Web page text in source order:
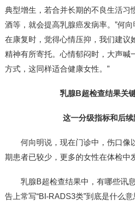
典型增生，若合并长期的不良生活习
酒等，就会提高乳腺癌发病率。”何
在康复时，觉得心情压抑，我们建议
精神有所寄托。心情郁闷时，大声喊
方式，这同样适合健康女性。”
乳腺B超检查结果关
这一分级指标和后
何向明说，现在门诊中，伤口像
期患者已较少，更多的女性在体检中
乳腺B超检查结果中，有哪些讯
告上常写“BI-RADS3类”到底是什么